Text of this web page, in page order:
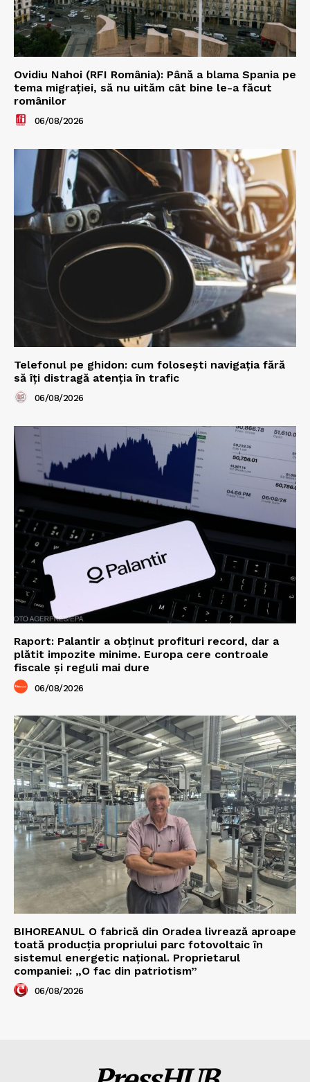
Ovidiu Nahoi (RFI România): Până a blama Spania pe
tema migrației, să nu uităm cât bine le-a făcut
românilor
06/08/2026
Telefonul pe ghidon: cum folosești navigația fără
să îți distragă atenția în trafic
06/08/2026
Raport: Palantir a obținut profituri record, dar a
plătit impozite minime. Europa cere controale
fiscale și reguli mai dure
06/08/2026
BIHOREANUL O fabrică din Oradea livrează aproape
toată producția propriului parc fotovoltaic în
sistemul energetic național. Proprietarul
companiei: „O fac din patriotism”
06/08/2026